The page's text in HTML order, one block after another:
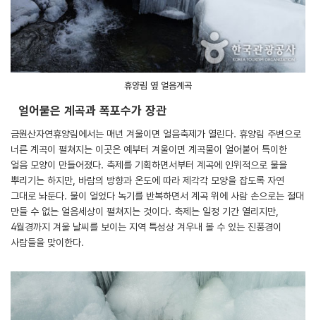
휴양림 옆 얼음계곡
얼어붙은 계곡과 폭포수가 장관
금원산자연휴양림에서는 매년 겨울이면 얼음축제가 열린다. 휴양림 주변으로
너른 계곡이 펼쳐지는 이곳은 예부터 겨울이면 계곡물이 얼어붙어 특이한
얼음 모양이 만들어졌다. 축제를 기획하면서부터 계곡에 인위적으로 물을
뿌리기는 하지만, 바람의 방향과 온도에 따라 제각각 모양을 잡도록 자연
그대로 놔둔다. 물이 얼었다 녹기를 반복하면서 계곡 위에 사람 손으로는 절대
만들 수 없는 얼음세상이 펼쳐지는 것이다. 축제는 일정 기간 열리지만,
4월경까지 겨울 날씨를 보이는 지역 특성상 겨우내 볼 수 있는 진풍경이
사람들을 맞이한다.